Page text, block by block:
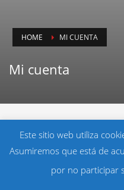
HOME MI CUENTA
Mi cuenta
[woocommerce_my_account]
Este sitio web utiliza
Asumiremos que está de
por no participar